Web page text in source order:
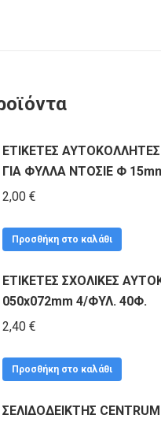
ΕΤΙΚΕΤΕΣ
ΓΙΑ ΦΥΛΛΑ ΝΤΟΣΙΕ Φ
2,00 €
Προσθήκη στο καλάθι
ΕΤΙΚΕΤΕΣ ΣΧΟΛΙΚΕΣ
050x072mm 4/ΦΥΛ. 40Φ.
2,40 €
Προσθήκη στο καλάθι
ΣΕΛΙΔΟΔΕΙΚΤΗΣ